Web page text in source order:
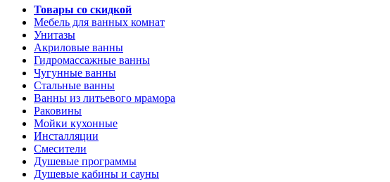
Товары со скидкой
Мебель для ванных комнат
Унитазы
Акриловые ванны
Гидромассажные ванны
Чугунные ванны
Стальные ванны
Ванны из литьевого мрамора
Раковины
Мойки кухонные
Инсталляции
Смесители
Душевые программы
Душевые кабины и сауны